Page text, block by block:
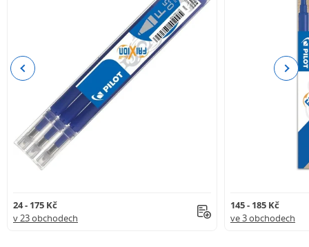
24 - 175 Kč
v 23 obchodech
145 - 185 Kč
ve 3 obchodech
Previous Next